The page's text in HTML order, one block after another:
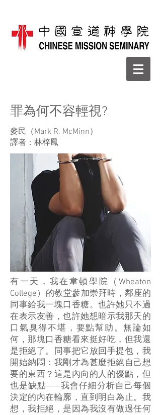
罪為何不容輕視?
麥民（Mark R. McMinn）
譯者：林梓鳳
有一天，我在韋頓學院（Wheaton
College）的教堂參加崇拜時，鄰座的
同事給我一塊口香糖。也許她只不過
在表示友善，也許她想暗示我那天的
口氣臭得不堪，要點幫助。無論如
何，那塊口香糖看來挺好吃，但我還
是拒絕了。同事把它放回手提包，我
開始納悶：我剛才為甚麼拒絕自己想
要的東西？這是內向的人的優點，但
也是缺點——我會仔細分析自己每個
決定的內在輪廓，直到明白為止。我
想，我拒絕，是因為我沒有做過任何